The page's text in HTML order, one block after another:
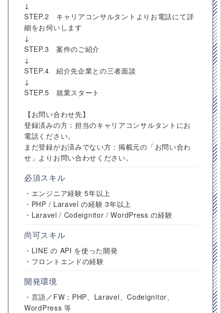
↓
STEP.2 キャリアコンサルタントよりお電話にて詳
細をお伺いします
↓
STEP.3 案件のご紹介
↓
STEP.4 紹介先企業との三者面談
↓
STEP.5 就業スタート
【お問い合わせ先】
登録済みの方：担当のキャリアコンサルタントにお
電話ください。
まだ登録がお済みでない方：掲載元の「お問い合わ
せ」よりお問い合わせください。
必須スキル
・エンジニア経験 5年以上
・PHP / Laravel の経験 3年以上
・Laravel / Codeignitor / WordPress の経験
尚可スキル
・LINE の API を使った開発
・フロントエンドの経験
開発環境
・言語／FW：PHP、Laravel、Codeignitor、
WordPress 等